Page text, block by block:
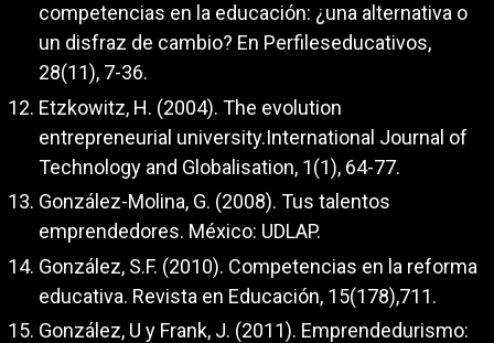
competencias en la educación: ¿una alternativa o
un disfraz de cambio? En Perfileseducativos,
28(11), 7-36.
Etzkowitz, H. (2004). The evolution
entrepreneurial university.International Journal of
Technology and Globalisation, 1(1), 64-77.
González-Molina, G. (2008). Tus talentos
emprendedores. México: UDLAP.
González, S.F. (2010). Competencias en la reforma
educativa. Revista en Educación, 15(178),711.
González, U y Frank, J. (2011). Emprendedurismo: